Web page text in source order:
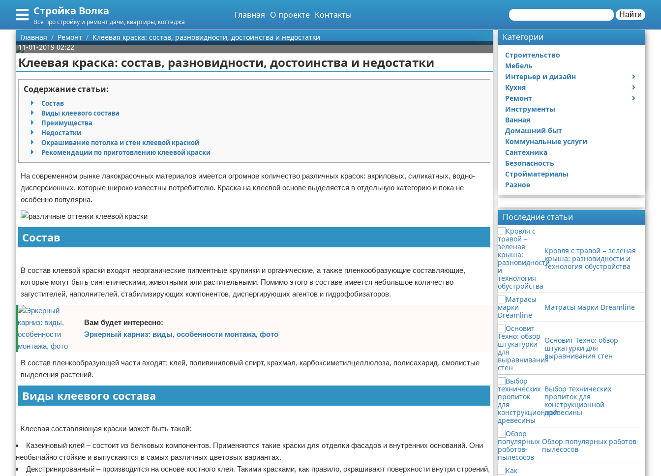
Стройка Волка
Все про стройку и ремонт дачи, квартиры, коттеджа
Главная О проекте Контакты Найти
Меню
Главная
Категории
Строительство
Мебель
Интерьер и дизайн
Дизайн дачи
Кухня
Ремонт дачи
Ремонт квартиры
Инструменты
Ванная
Домашний быт
Безопасность
Стройматериалы
Разное
Поиск
О проекте
Контакты
Сотрудничество
Для правообладателей
Условия предоставления информации
Отказ от ответственности
Главная Ремонт
Клеевая краска: состав, разновидности, достоинства и недостатки
11-01-2019 02:22
Клеевая краска: состав, разновидности, достоинства и недостатки
Содержание статьи:
Состав
Виды клеевого состава
Преимущества
Недостатки
Окрашивание потолка и стен клеевой краской
Рекомендации по приготовлению клеевой краски
На современном рынке лакокрасочных материалов имеется огромное количество различных красок: акриловых, силикатных, водно-
дисперсионных, которые широко известны потребителю. Краска на клеевой основе выделяется в отдельную категорию и пока не
особенно популярна.
Состав
В состав клеевой краски входят неорганические пигментные крупинки и органические, а также пленкообразующие составляющие,
которые могут быть синтетическими, животными или растительными. Помимо этого в составе имеется небольшое количество
загустителей, наполнителей, стабилизирующих компонентов, диспергирующих агентов и гидрофобизаторов.
Вам будет интересно:
Эркерный карниз: виды, особенности монтажа, фото
В состав пленкообразующей части входят: клей, поливиниловый спирт, крахмал, карбоксиметилцеллюлоза, полисахарид, смолистые
выделения растений.
Виды клеевого состава
Клеевая составляющая краски может быть такой:
Казеиновый клей – состоит из белковых компонентов. Применяются такие краски для отделки фасадов и внутренних оснований. Они
необычайно стойкие и выпускаются в самых различных цветовых вариантах.
Декстринированный – производится на основе костного клея. Такими красками, как правило, окрашивают поверхности внутри строений,
Категории
Строительство
Мебель
Интерьер и дизайн
Дизайн дачи
Дизайн квартиры
Кухня
Посуда
Ремонт
Ремонт дачи
Ремонт квартиры
Инструменты
Ванная
Домашний быт
Коммунальные услуги
Сантехника
Безопасность
Стройматериалы
Разное
Последние статьи
Кровля с травой − зеленая
крыша: разновидности и
технология обустройства
Матрасы марки Dreamline
Основит Техно: обзор
штукатурки для
выравнивания стен
Выбор технических
пропиток для
конструкционной
древесины
Обзор популярных роботов-
пылесосов